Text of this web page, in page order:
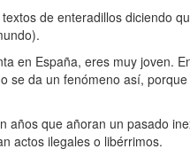
de enteradillos diciendo
en España, eres muy joven.
se da un fenómeno así,
años que añoran un pasado
actos ilegales o libérrimos.